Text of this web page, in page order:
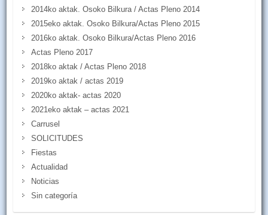
2014ko aktak. Osoko Bilkura / Actas Pleno 2014
2015eko aktak. Osoko Bilkura/Actas Pleno 2015
2016ko aktak. Osoko Bilkura/Actas Pleno 2016
Actas Pleno 2017
2018ko aktak / Actas Pleno 2018
2019ko aktak / actas 2019
2020ko aktak- actas 2020
2021eko aktak – actas 2021
Carrusel
SOLICITUDES
Fiestas
Actualidad
Noticias
Sin categoría